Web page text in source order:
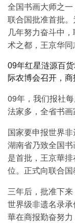
全国书画大师之
联合国批准首批。
几年努力奋斗中
术之都，王京华同
09年红星涟源百
际农博会召开，
09年，我们报社
法家多，全省书画
国家要申报世界
湖南省乃致全国
是首批，王京華
位。正式向联合国
三年后，批准下
世界级非遗名录
華在商报勤奋努